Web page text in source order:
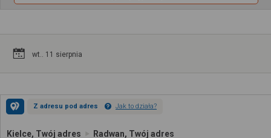
wt.. 11 sierpnia
Z adresu pod adres Jak to działa?
Kielce, Twój adres Radwan, Twój adres